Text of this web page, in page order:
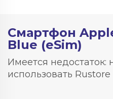
Смартфон
Blue (eSim)
Имеется недостаток:
использовать Rustore